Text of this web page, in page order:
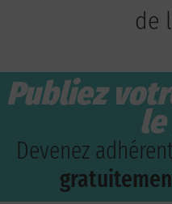
de
Publiez
Devenez